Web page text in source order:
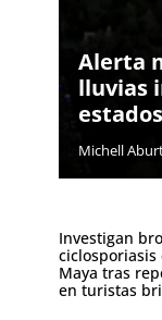
Alerta
lluvias
Michell
Investigan
ciclosporiasis
Maya tras
en turistas